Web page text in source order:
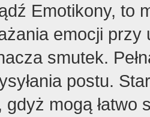
Emotikony, to
emocji
smutek.
postu.
gdyż mogą